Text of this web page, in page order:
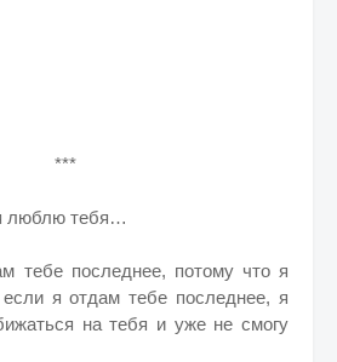
***
люблю тебя…
тебе последнее, потому что я
я отдам тебе последнее, я
на тебя и уже не смогу